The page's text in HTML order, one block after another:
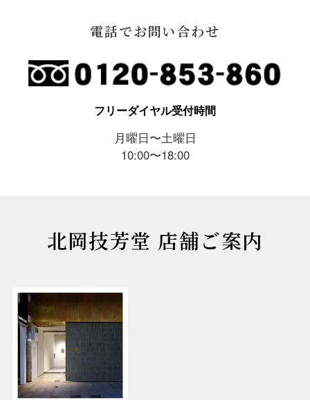
電話でお問い合わせ
フリーダイヤル受付時間
月曜日〜土曜日
10:00〜18:00
北岡技芳堂 店舗ご案内